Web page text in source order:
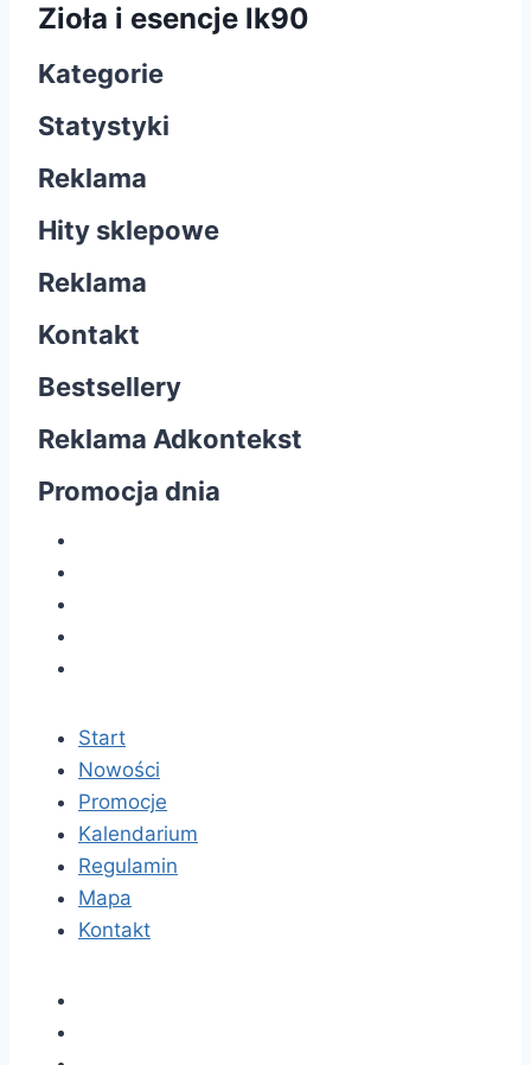
Zioła i esencje lk90
Kategorie
Statystyki
Reklama
Hity sklepowe
Reklama
Kontakt
Bestsellery
Reklama Adkontekst
Promocja dnia
Start
Nowości
Promocje
Kalendarium
Regulamin
Mapa
Kontakt